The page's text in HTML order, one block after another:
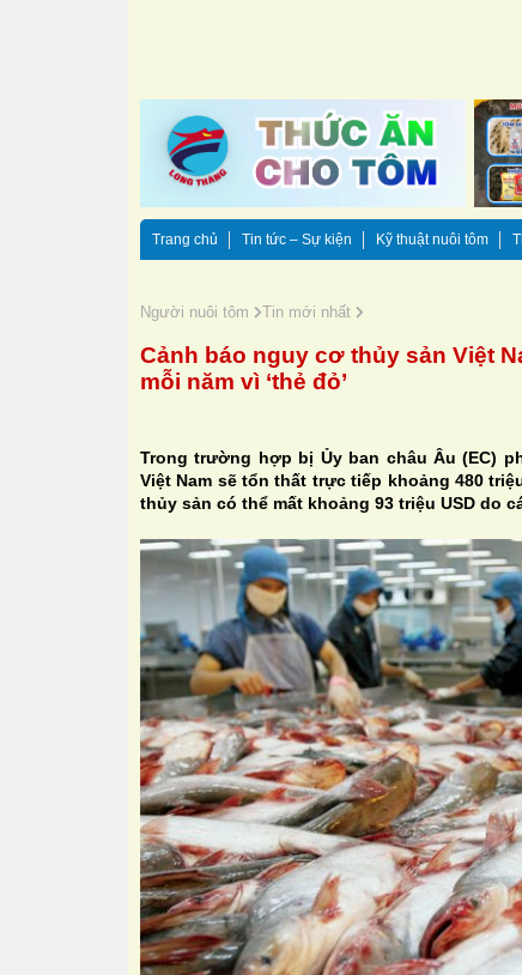
Trang chủ Tin tức – Sự kiện Kỹ thuật nuôi tôm
Người nuôi tôm Tin mới nhất
Cảnh báo nguy cơ thủy sản Việt
mỗi năm vì ‘thẻ đỏ’
Trong trường hợp bị Ủy ban châu Âu (EC)
Việt Nam sẽ tổn thất trực tiếp khoảng 480
thủy sản có thể mất khoảng 93 triệu USD do